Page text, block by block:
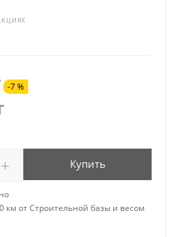
-7 %
Купить
км от Строительной базы и весом